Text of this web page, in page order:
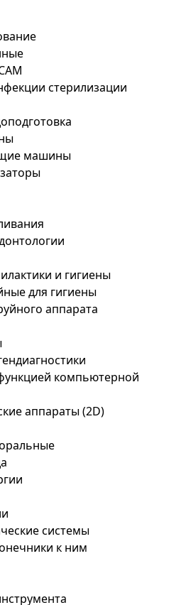
стерилизации
машины
и гигиены
для гигиены
аппарата
компьютерной
аппараты (2D)
системы
к ним